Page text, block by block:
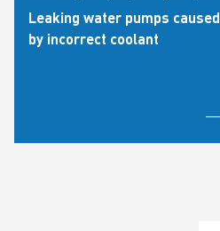
Leaking water pumps caused
by incorrect coolant